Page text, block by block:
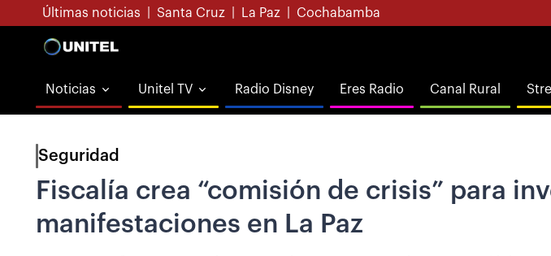
Últimas noticias Santa Cruz La Paz Cochabamba
Noticias Unitel TV Radio Disney Eres Radio Canal Rural
Seguridad
Fiscalía crea “comisión de crisis” para
manifestaciones en La Paz